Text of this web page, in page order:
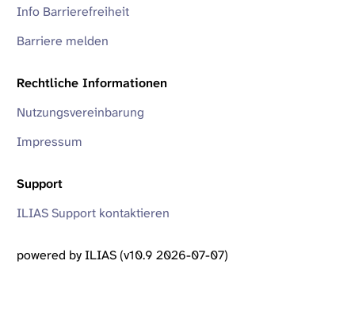
Info Barrierefreiheit
Barriere melden
Rechtliche Informationen
Nutzungsvereinbarung
Impressum
Support
ILIAS Support kontaktieren
powered by ILIAS (v10.9 2026-07-07)